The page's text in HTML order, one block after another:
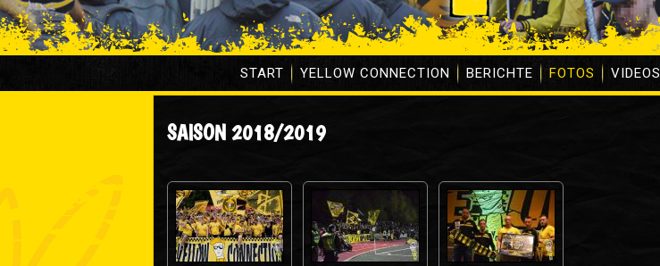
START YELLOW CONNECTION BERICHTE FOTOS VIDEOS
SAISON 2018/2019